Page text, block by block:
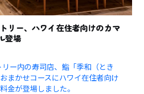
リー、ハワイ在住者向けのカマ
登場
ー内の寿司店、鮨「季和（とき
まかせコースにハワイ在住者向け
金が登場しました。